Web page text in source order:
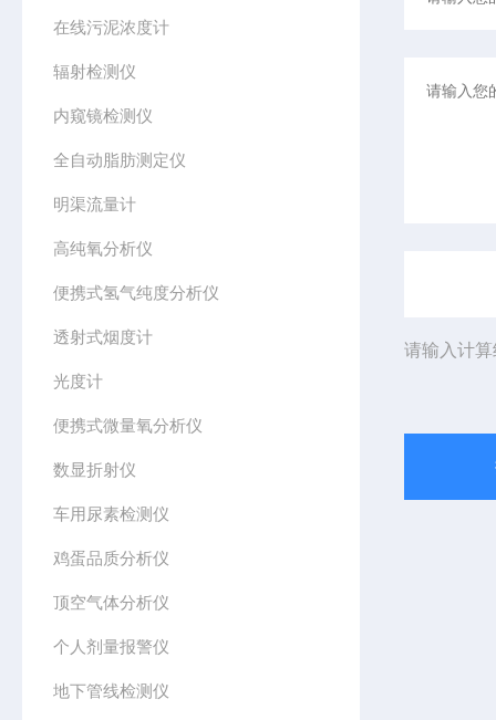
在线污泥浓度计
辐射检测仪
内窥镜检测仪
全自动脂肪测定仪
明渠流量计
高纯氧分析仪
便携式氢气纯度分析仪
透射式烟度计
光度计
便携式微量氧分析仪
数显折射仪
车用尿素检测仪
鸡蛋品质分析仪
顶空气体分析仪
个人剂量报警仪
地下管线检测仪
请输入计